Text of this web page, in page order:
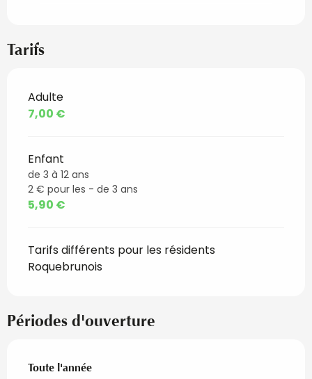
Tarifs
Tarifs 2026
Adulte
7,00 €
Enfant
de 3 à 12 ans
2 € pour les - de 3 ans
5,90 €
Tarifs différents pour les résidents
Roquebrunois
Périodes d'ouverture
Toute l'année
Toute l'année